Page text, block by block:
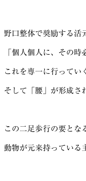
野口整体で奨励する活
「個人個人に、その
これを専一に行ってい
そして「腰」が形成さ
この二足歩行の要とな
動物が元来持っている